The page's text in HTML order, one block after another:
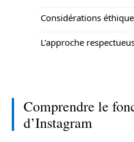
Considérations
L’approche
Comprendre le
d’Instagram